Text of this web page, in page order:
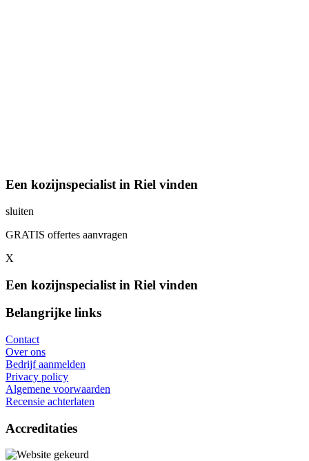
Een kozijnspecialist in Riel vinden
sluiten
GRATIS offertes aanvragen
X
Een kozijnspecialist in Riel vinden
Belangrijke links
Contact
Over ons
Bedrijf aanmelden
Privacy policy
Algemene voorwaarden
Recensie achterlaten
Accreditaties